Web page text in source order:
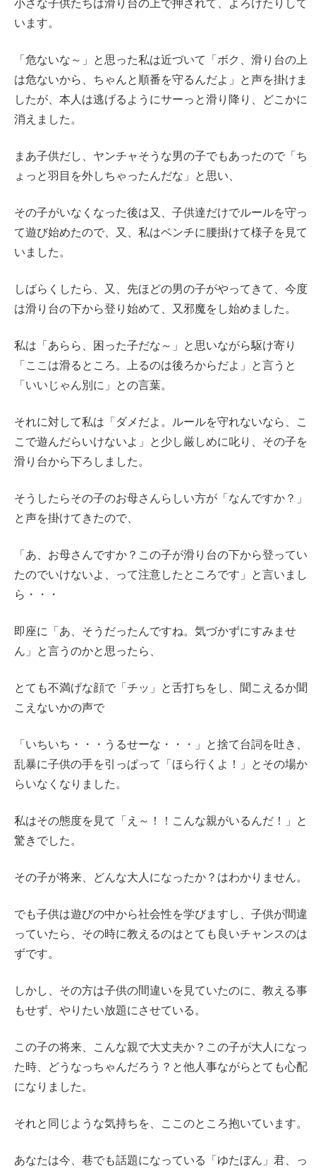
小さな子供たちは滑り台の上で押されて、よろけたりして
います。
「危ないな～」と思った私は近づいて「ボク、滑り台の上
は危ないから、ちゃんと順番を守るんだよ」と声を掛けま
したが、本人は逃げるようにサーっと滑り降り、どこかに
消えました。
まあ子供だし、ヤンチャそうな男の子でもあったので「ち
ょっと羽目を外しちゃったんだな」と思い、
その子がいなくなった後は又、子供達だけでルールを守っ
て遊び始めたので、又、私はベンチに腰掛けて様子を見て
いました。
しばらくしたら、又、先ほどの男の子がやってきて、今度
は滑り台の下から登り始めて、又邪魔をし始めました。
私は「あらら、困った子だな～」と思いながら駆け寄り
「ここは滑るところ。上るのは後ろからだよ」と言うと
「いいじゃん別に」との言葉。
それに対して私は「ダメだよ。ルールを守れないなら、こ
こで遊んだらいけないよ」と少し厳しめに叱り、その子を
滑り台から下ろしました。
そうしたらその子のお母さんらしい方が「なんですか？」
と声を掛けてきたので、
「あ、お母さんですか？この子が滑り台の下から登ってい
たのでいけないよ、って注意したところです」と言いまし
ら・・・
即座に「あ、そうだったんですね。気づかずにすみませ
ん」と言うのかと思ったら、
とても不満げな顔で「チッ」と舌打ちをし、聞こえるか聞
こえないかの声で
「いちいち・・・うるせーな・・・」と捨て台詞を吐き、
乱暴に子供の手を引っぱって「ほら行くよ！」とその場か
らいなくなりました。
私はその態度を見て「え～！！こんな親がいるんだ！」と
驚きでした。
その子が将来、どんな大人になったか？はわかりません。
でも子供は遊びの中から社会性を学びますし、子供が間違
っていたら、その時に教えるのはとても良いチャンスのは
ずです。
しかし、その方は子供の間違いを見ていたのに、教える事
もせず、やりたい放題にさせている。
この子の将来、こんな親で大丈夫か？この子が大人になっ
た時、どうなっちゃんだろう？と他人事ながらとても心配
になりました。
それと同じような気持ちを、ここのところ抱いています。
あなたは今、巷でも話題になっている「ゆたぼん」君、っ